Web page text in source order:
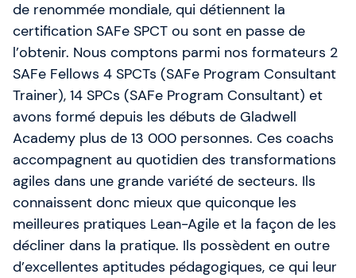
de renommée mondiale, qui détiennent la
certification SAFe SPCT ou sont en passe de
l’obtenir. Nous comptons parmi nos formateurs 2
SAFe Fellows 4 SPCTs (SAFe Program Consultant
Trainer), 14 SPCs (SAFe Program Consultant) et
avons formé depuis les débuts de Gladwell
Academy plus de 13 000 personnes. Ces coachs
accompagnent au quotidien des transformations
agiles dans une grande variété de secteurs. Ils
connaissent donc mieux que quiconque les
meilleures pratiques Lean-Agile et la façon de les
décliner dans la pratique. Ils possèdent en outre
d’excellentes aptitudes pédagogiques, ce qui leur